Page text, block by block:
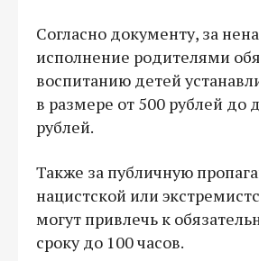
Согласно документу, за
исполнение родителями
воспитанию детей
в размере от 500 рублей до
рублей.
Также за публичную
нацистской или
могут привлечь к
сроку до 100 часов.